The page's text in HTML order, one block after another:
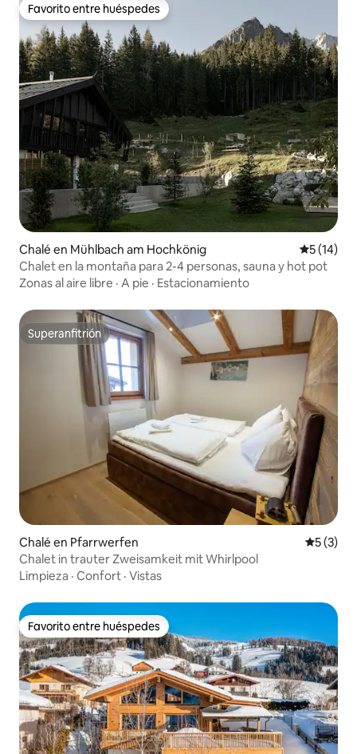
Favorito entre huéspedes
Favorito entre huéspedes
Chalé en Mühlbach am Hochkönig
5 (14)
Chalet en la montaña para 2-4 personas, sauna y hot pot
Zonas al aire libre · A pie · Estacionamiento
Superanfitrión
Superanfitrión
Chalé en Pfarrwerfen
5 (3)
Chalet in trauter Zweisamkeit mit Whirlpool
Limpieza · Confort · Vistas
Favorito entre huéspedes
Favorito entre huéspedes